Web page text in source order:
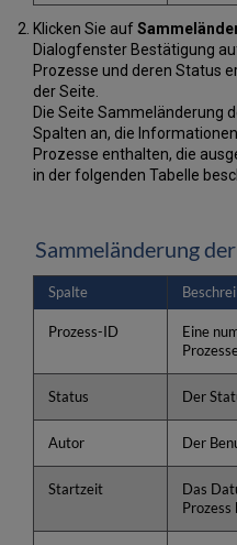
Klicken Sie auf
Dialogfenster Bestätigung
Prozesse und deren Status
der Seite.
Die Seite Sammeländerung
Spalten an, die
Prozesse enthalten, die
in der folgenden Tabelle
Sammeländerung
Spalte
Prozess-ID
Eine
Status Der
Autor Der
Startzeit
Das
Prozess